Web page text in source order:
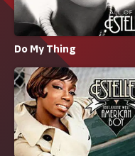
Do My Thing